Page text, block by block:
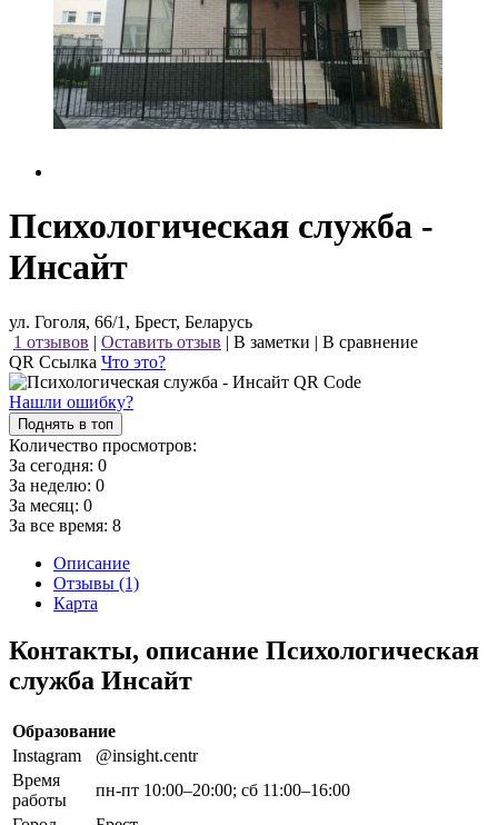
Психологическая служба -
Инсайт
ул. Гоголя, 66/1, Брест, Беларусь
1 отзывов | Оставить отзыв | В заметки | В сравнение
QR Ссылка Что это?
Нашли ошибку?
Поднять в топ
Количество просмотров:
За сегодня: 0
За неделю: 0
За месяц: 0
За все время: 8
Описание
Отзывы (1)
Карта
Контакты, описание Психологическая
служба Инсайт
Образование
Instagram
@insight.centr
Время
работы
пн-пт 10:00–20:00; сб 11:00–16:00